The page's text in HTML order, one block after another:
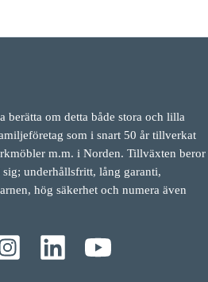
om detta både stora och lilla
som i snart 50 år tillverkat
m.m. i Norden. Tillväxten beror
underhållsfritt, lång garanti,
hög säkerhet och numera även